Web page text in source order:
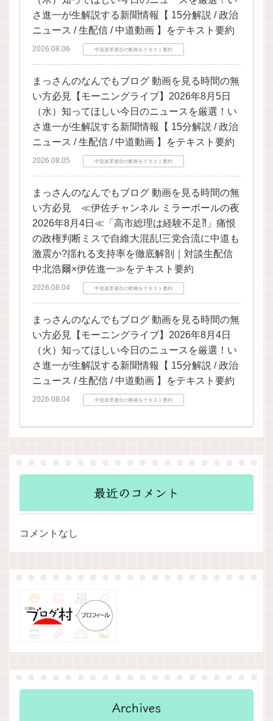
さ進一が生解説する新聞情報【 15分解説 / 政治
ニュース / 生配信 / 中道動画 】をテキスト要約
2026.08.06 中道改革連合の動画をテキスト要約
まっさんのなんでもブログ 動画を見る時間の無
い方必見【モーニングライブ】2026年8月5日
（水）知ってほしい今日のニュースを厳選！い
さ進一が生解説する新聞情報【 15分解説 / 政治
ニュース / 生配信 / 中道動画 】をテキスト要約
2026.08.05 中道改革連合の動画をテキスト要約
まっさんのなんでもブログ 動画を見る時間の無
い方必見 ≪伊佐チャンネル ミラーボールの夜
2026年8月4日≪「高市総理は経験不足⁈」痛恨
の政権判断ミスで自維大混乱!三党合流に中道も
激震か?揺れる支持率を徹底解剖｜対談生配信
中北浩爾×伊佐進一≫をテキスト要約
2026.08.04 中道改革連合の動画をテキスト要約
まっさんのなんでもブログ 動画を見る時間の無
い方必見【モーニングライブ】2026年8月4日
（火）知ってほしい今日のニュースを厳選！い
さ進一が生解説する新聞情報【 15分解説 / 政治
ニュース / 生配信 / 中道動画 】をテキスト要約
2026.08.04 中道改革連合の動画をテキスト要約
最近のコメント
コメントなし
Archives